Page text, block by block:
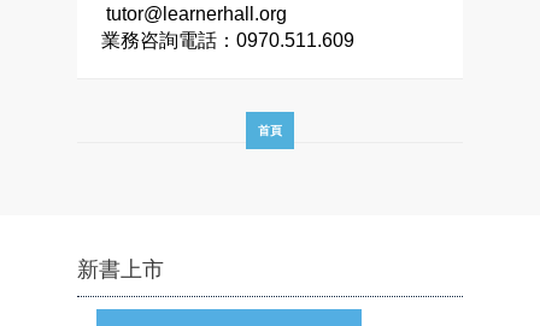
tutor@learnerhall.org
業務咨詢電話：0970.511.609
首頁
新書上市